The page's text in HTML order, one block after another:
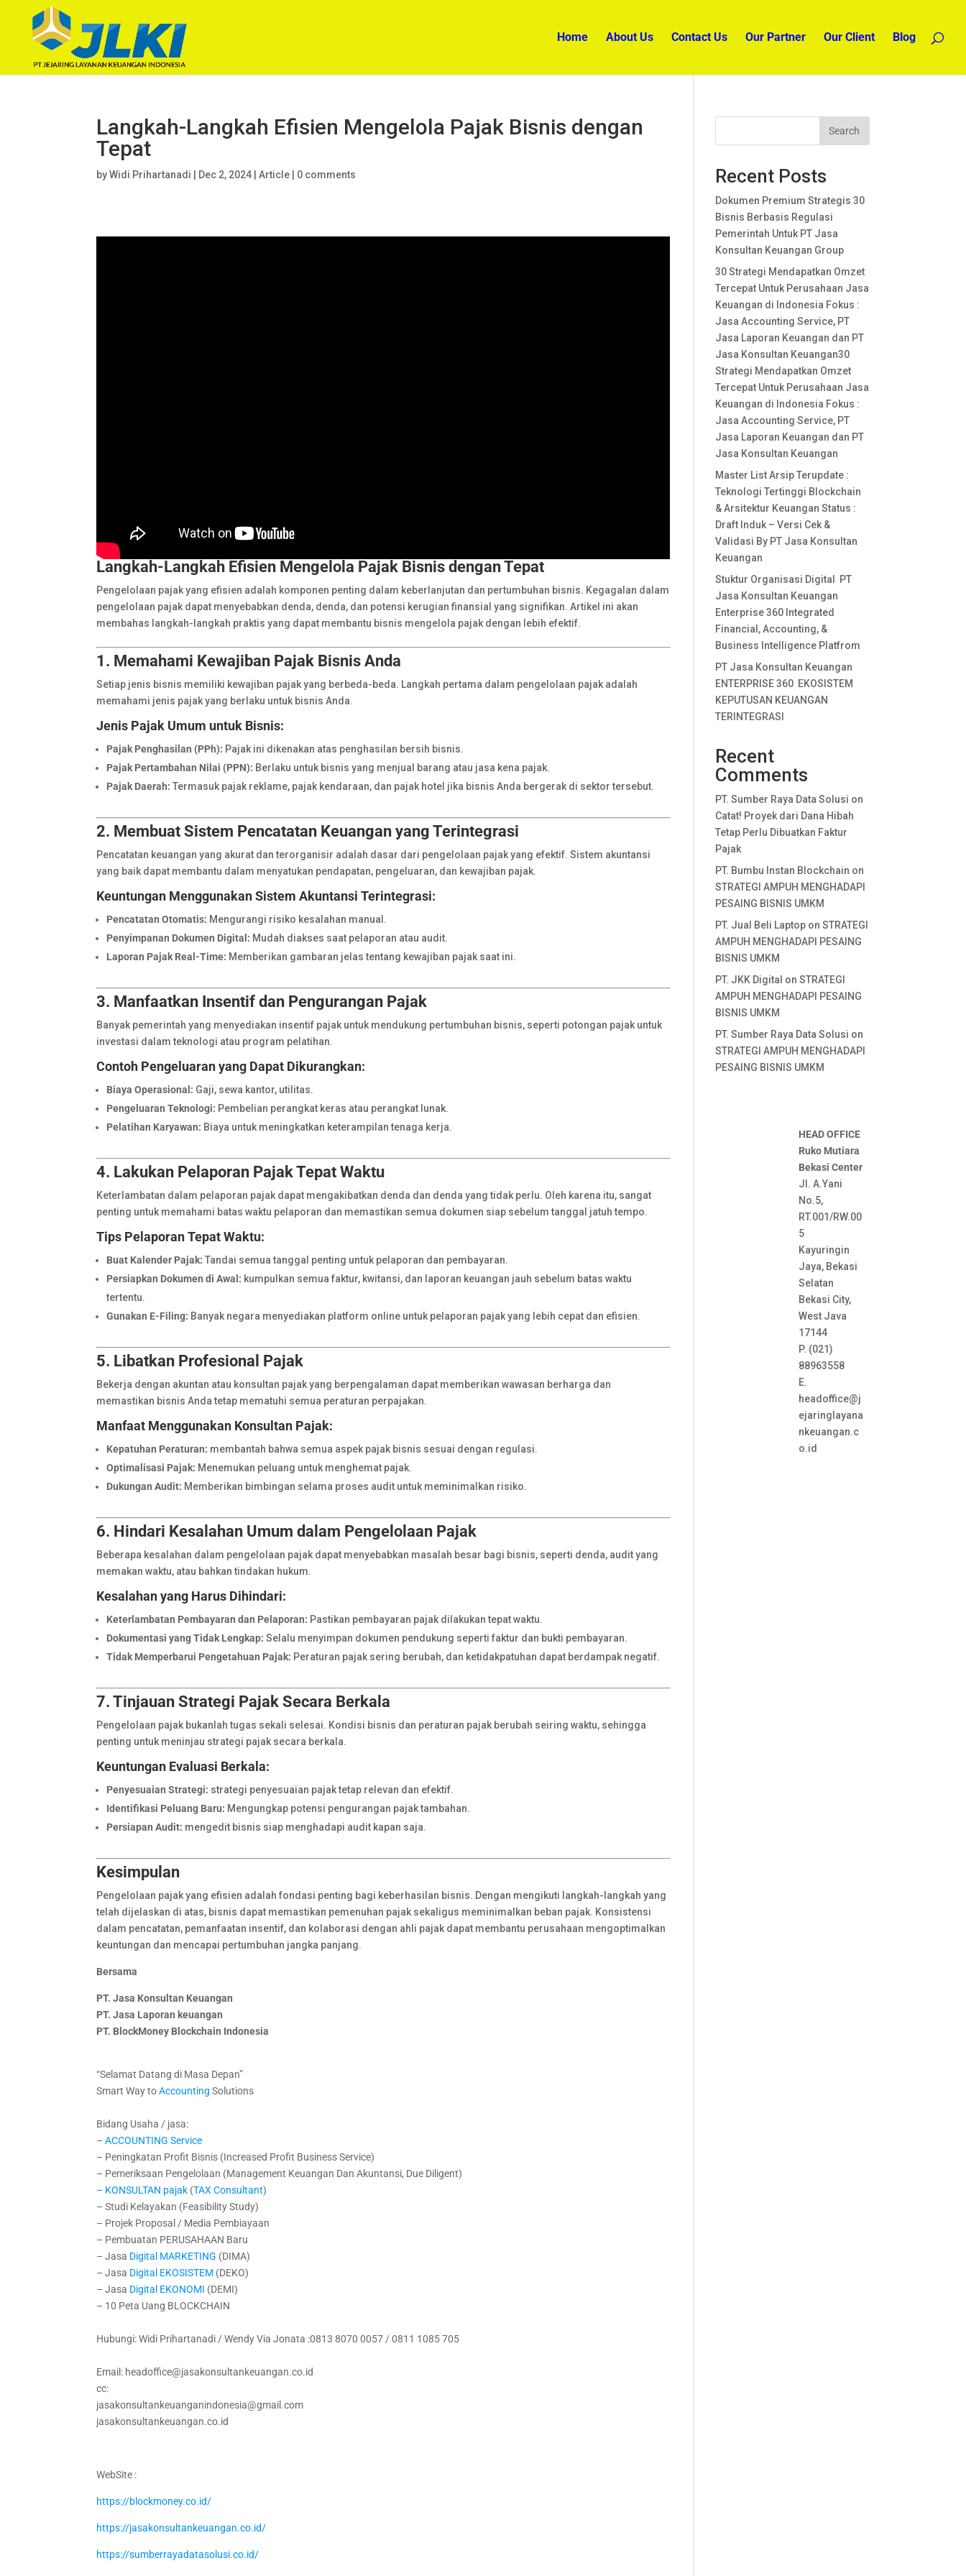
Home About Us Contact Us Our Partner Our Client Blog
Langkah-Langkah Efisien Mengelola Pajak Bisnis dengan
Tepat
byWidi Prihartanadi Dec 2, 2024 |Article 0 comments
Langkah-Langkah Efisien Mengelola Pajak Bisnis dengan Tepat
Pengelolaan pajak yang efisien adalah komponen penting dalam keberlanjutan dan pertumbuhan bisnis. Kegagalan dalam
pengelolaan pajak dapat menyebabkan denda, denda, dan potensi kerugian finansial yang signifikan. Artikel ini akan
membahas langkah-langkah praktis yang dapat membantu bisnis mengelola pajak dengan lebih efektif.
1. Memahami Kewajiban Pajak Bisnis Anda
Setiap jenis bisnis memiliki kewajiban pajak yang berbeda-beda. Langkah pertama dalam pengelolaan pajak adalah
memahami jenis pajak yang berlaku untuk bisnis Anda.
Jenis Pajak Umum untuk Bisnis:
Pajak Penghasilan (PPh): Pajak ini dikenakan atas penghasilan bersih bisnis.
Pajak Pertambahan Nilai (PPN): Berlaku untuk bisnis yang menjual barang atau jasa kena pajak.
Pajak Daerah: Termasuk pajak reklame, pajak kendaraan, dan pajak hotel jika bisnis Anda bergerak di sektor tersebut.
2. Membuat Sistem Pencatatan Keuangan yang Terintegrasi
Pencatatan keuangan yang akurat dan terorganisir adalah dasar dari pengelolaan pajak yang efektif. Sistem akuntansi
yang baik dapat membantu dalam menyatukan pendapatan, pengeluaran, dan kewajiban pajak.
Keuntungan Menggunakan Sistem Akuntansi Terintegrasi:
Pencatatan Otomatis: Mengurangi risiko kesalahan manual.
Penyimpanan Dokumen Digital: Mudah diakses saat pelaporan atau audit.
Laporan Pajak Real-Time: Memberikan gambaran jelas tentang kewajiban pajak saat ini.
3. Manfaatkan Insentif dan Pengurangan Pajak
Banyak pemerintah yang menyediakan insentif pajak untuk mendukung pertumbuhan bisnis, seperti potongan pajak untuk
investasi dalam teknologi atau program pelatihan.
Contoh Pengeluaran yang Dapat Dikurangkan:
Biaya Operasional: Gaji, sewa kantor, utilitas.
Pengeluaran Teknologi: Pembelian perangkat keras atau perangkat lunak.
Pelatihan Karyawan: Biaya untuk meningkatkan keterampilan tenaga kerja.
4. Lakukan Pelaporan Pajak Tepat Waktu
Keterlambatan dalam pelaporan pajak dapat mengakibatkan denda dan denda yang tidak perlu. Oleh karena itu, sangat
penting untuk memahami batas waktu pelaporan dan memastikan semua dokumen siap sebelum tanggal jatuh tempo.
Tips Pelaporan Tepat Waktu:
Buat Kalender Pajak: Tandai semua tanggal penting untuk pelaporan dan pembayaran.
Persiapkan Dokumen di Awal: kumpulkan semua faktur, kwitansi, dan laporan keuangan jauh sebelum batas waktu
tertentu.
Gunakan E-Filing: Banyak negara menyediakan platform online untuk pelaporan pajak yang lebih cepat dan efisien.
5. Libatkan Profesional Pajak
Bekerja dengan akuntan atau konsultan pajak yang berpengalaman dapat memberikan wawasan berharga dan
memastikan bisnis Anda tetap mematuhi semua peraturan perpajakan.
Manfaat Menggunakan Konsultan Pajak:
Kepatuhan Peraturan: membantah bahwa semua aspek pajak bisnis sesuai dengan regulasi.
Optimalisasi Pajak: Menemukan peluang untuk menghemat pajak.
Dukungan Audit: Memberikan bimbingan selama proses audit untuk meminimalkan risiko.
6. Hindari Kesalahan Umum dalam Pengelolaan Pajak
Beberapa kesalahan dalam pengelolaan pajak dapat menyebabkan masalah besar bagi bisnis, seperti denda, audit yang
memakan waktu, atau bahkan tindakan hukum.
Kesalahan yang Harus Dihindari:
Keterlambatan Pembayaran dan Pelaporan: Pastikan pembayaran pajak dilakukan tepat waktu.
Dokumentasi yang Tidak Lengkap: Selalu menyimpan dokumen pendukung seperti faktur dan bukti pembayaran.
Tidak Memperbarui Pengetahuan Pajak: Peraturan pajak sering berubah, dan ketidakpatuhan dapat berdampak negatif.
7. Tinjauan Strategi Pajak Secara Berkala
Pengelolaan pajak bukanlah tugas sekali selesai. Kondisi bisnis dan peraturan pajak berubah seiring waktu, sehingga
penting untuk meninjau strategi pajak secara berkala.
Keuntungan Evaluasi Berkala:
Penyesuaian Strategi: strategi penyesuaian pajak tetap relevan dan efektif.
Identifikasi Peluang Baru: Mengungkap potensi pengurangan pajak tambahan.
Persiapan Audit: mengedit bisnis siap menghadapi audit kapan saja.
Kesimpulan
Pengelolaan pajak yang efisien adalah fondasi penting bagi keberhasilan bisnis. Dengan mengikuti langkah-langkah yang
telah dijelaskan di atas, bisnis dapat memastikan pemenuhan pajak sekaligus meminimalkan beban pajak. Konsistensi
dalam pencatatan, pemanfaatan insentif, dan kolaborasi dengan ahli pajak dapat membantu perusahaan mengoptimalkan
keuntungan dan mencapai pertumbuhan jangka panjang.
Bersama
PT. Jasa Konsultan Keuangan
PT. Jasa Laporan keuangan
PT. BlockMoney Blockchain Indonesia
“Selamat Datang di Masa Depan”
Smart Way toAccounting Solutions
Bidang Usaha / jasa:
–ACCOUNTING Service
– Peningkatan Profit Bisnis (Increased Profit Business Service)
– Pemeriksaan Pengelolaan (Management Keuangan Dan Akuntansi, Due Diligent)
– KONSULTAN pajak (TAXConsultant)
– Studi Kelayakan (Feasibility Study)
– Projek Proposal / Media Pembiayaan
– Pembuatan PERUSAHAAN Baru
– Jasa Digital MARKETING (DIMA)
– Jasa Digital EKOSISTEM (DEKO)
– Jasa Digital EKONOMI (DEMI)
– 10 Peta Uang BLOCKCHAIN
Hubungi: Widi Prihartanadi / Wendy Via Jonata :0813 8070 0057 / 0811 1085 705
Email: headoffice@jasakonsultankeuangan.co.id
cc:
jasakonsultankeuanganindonesia@gmail.com
jasakonsultankeuangan.co.id
WebSite :
https://blockmoney.co.id/
https://jasakonsultankeuangan.co.id/
https://sumberrayadatasolusi.co.id/
Search
Recent Posts
Dokumen Premium Strategis 30
Bisnis Berbasis Regulasi
Pemerintah Untuk PT Jasa
Konsultan Keuangan Group
30 Strategi Mendapatkan Omzet
Tercepat Untuk Perusahaan Jasa
Keuangan di Indonesia Fokus :
Jasa Accounting Service, PT
Jasa Laporan Keuangan dan PT
Jasa Konsultan Keuangan30
Strategi Mendapatkan Omzet
Tercepat Untuk Perusahaan Jasa
Keuangan di Indonesia Fokus :
Jasa Accounting Service, PT
Jasa Laporan Keuangan dan PT
Jasa Konsultan Keuangan
Master List Arsip Terupdate :
Teknologi Tertinggi Blockchain
& Arsitektur Keuangan Status :
Draft Induk – Versi Cek &
Validasi By PT Jasa Konsultan
Keuangan
Stuktur Organisasi Digital PT
Jasa Konsultan Keuangan
Enterprise 360 Integrated
Financial, Accounting, &
Business Intelligence Platfrom
PT Jasa Konsultan Keuangan
ENTERPRISE 360 EKOSISTEM
KEPUTUSAN KEUANGAN
TERINTEGRASI
Recent
Comments
PT. Sumber Raya Data Solusi on
Catat! Proyek dari Dana Hibah
Tetap Perlu Dibuatkan Faktur
Pajak
PT. Bumbu Instan Blockchain on
STRATEGI AMPUH MENGHADAPI
PESAING BISNIS UMKM
PT. Jual Beli Laptopon STRATEGI
AMPUH MENGHADAPI PESAING
BISNIS UMKM
PT. JKK Digital on STRATEGI
AMPUH MENGHADAPI PESAING
BISNIS UMKM
PT. Sumber Raya Data Solusi on
STRATEGI AMPUH MENGHADAPI
PESAING BISNIS UMKM
HEAD OFFICE
Ruko Mutiara
Bekasi Center
Jl. A.Yani
No.5,
RT.001/RW.00
5
Kayuringin
Jaya, Bekasi
Selatan
Bekasi City,
West Java
17144
P. (021)
88963558
E.
headoffice@j
ejaringlayana
nkeuangan.c
o.id